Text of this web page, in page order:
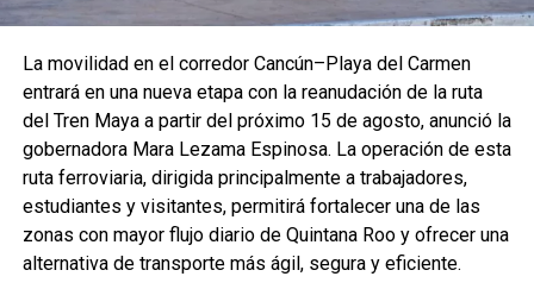
La Presidenta Claudia Sheinbaum encabezó la ceremonia
nacional desde San Nicolás de los Ranchos, Puebla,
donde firmó el Decreto que establece la Jornada Nacional
de Reforestación y tomó juramento a los Defensores del
La movilidad en el corredor Cancún–Playa del Carmen
entrará en una nueva etapa con la reanudación de la ruta
del Tren Maya a partir del próximo 15 de agosto, anunció la
gobernadora Mara Lezama Espinosa. La operación de esta
ruta ferroviaria, dirigida principalmente a trabajadores,
estudiantes y visitantes, permitirá fortalecer una de las
zonas con mayor flujo diario de Quintana Roo y ofrecer una
alternativa de transporte más ágil, segura y eficiente.